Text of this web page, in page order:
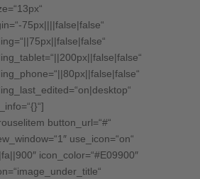
75px||||false|false“
button_url=“#“
use_icon=“on“
icon_color=“#E09900″